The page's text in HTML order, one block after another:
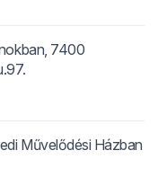
7400
Művelődési Házban